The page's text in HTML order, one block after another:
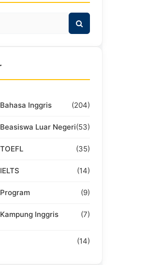
Bahasa Inggris (204)
Beasiswa Luar Negeri(53)
TOEFL (35)
IELTS (14)
Program (9)
Kampung Inggris (7)
(14)